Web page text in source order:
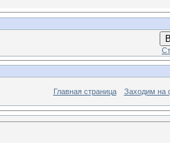
Главная страница Заходим на